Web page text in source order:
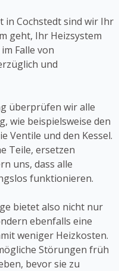
in Cochstedt sind wir Ihr
geht, Ihr Heizsystem
Falle von
und
überprüfen wir alle
wie beispielsweise den
Ventile und den Kessel.
Teile, ersetzen
uns, dass alle
funktionieren.
bietet also nicht nur
ebenfalls eine
weniger Heizkosten.
Störungen früh
bevor sie zu